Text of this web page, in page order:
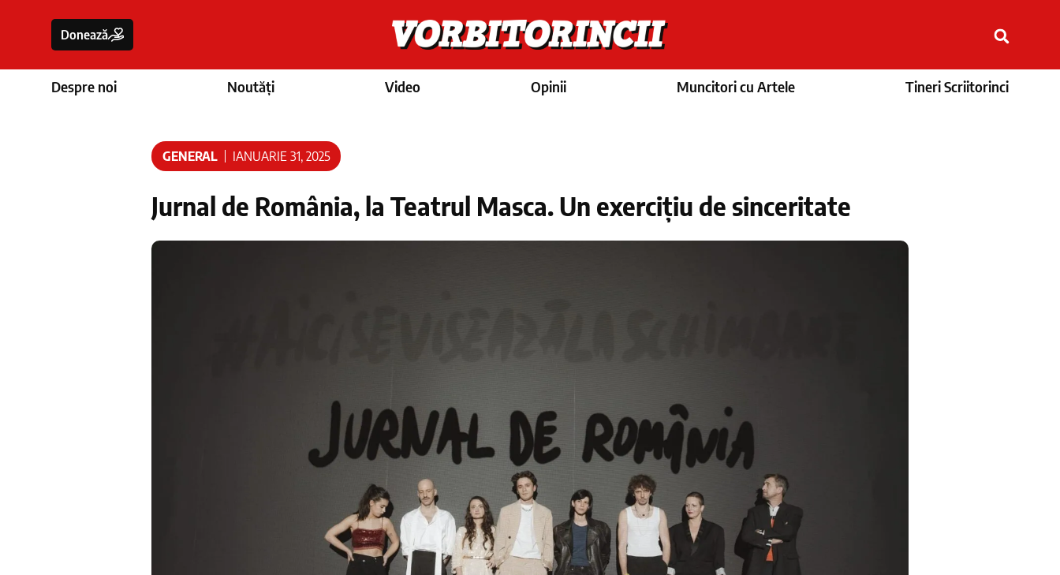
Donează
Despre noi Noutăți Video Opinii Muncitori cu Artele Tineri Scriitorinci
GENERAL IANUARIE 31, 2025
Jurnal de România, la Teatrul Masca. Un exercițiu de sinceritate